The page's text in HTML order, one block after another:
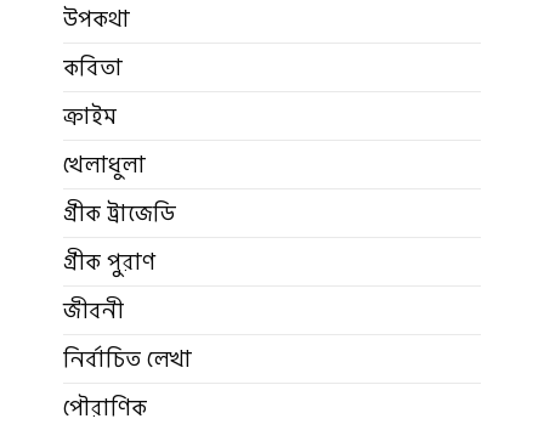
উপকথা
কবিতা
ক্রাইম
খেলাধুলা
গ্রীক ট্রাজেডি
গ্রীক পুরাণ
জীবনী
নির্বাচিত লেখা
পৌরাণিক